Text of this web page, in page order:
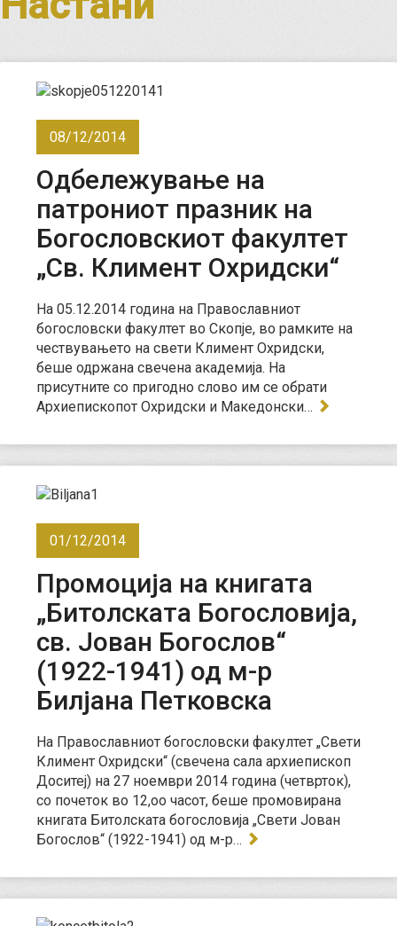
08/12/2014
Одбележување на
патрониот празник на
Богословскиот факултет
„Св. Климент Охридски“
На 05.12.2014 година на Православниот
богословски факултет во Скопје, во рамките на
чествувањето на свети Климент Охридски,
беше одржана свечена академија. На
присутните со пригодно слово им се обрати
Архиепископот Охридски и Македонски…
01/12/2014
Промоција на книгата
„Битолската Богословија,
св. Јован Богослов“
(1922-1941) од м-р
Билјана Петковска
На Православниот богословски факултет „Свети
Климент Охридски“ (свечена сала архиепископ
Доситеј) на 27 ноември 2014 година (четврток),
со почеток во 12,оо часот, беше промовирана
книгата Битолската богословија „Свети Јован
Богослов“ (1922-1941) од м-р…